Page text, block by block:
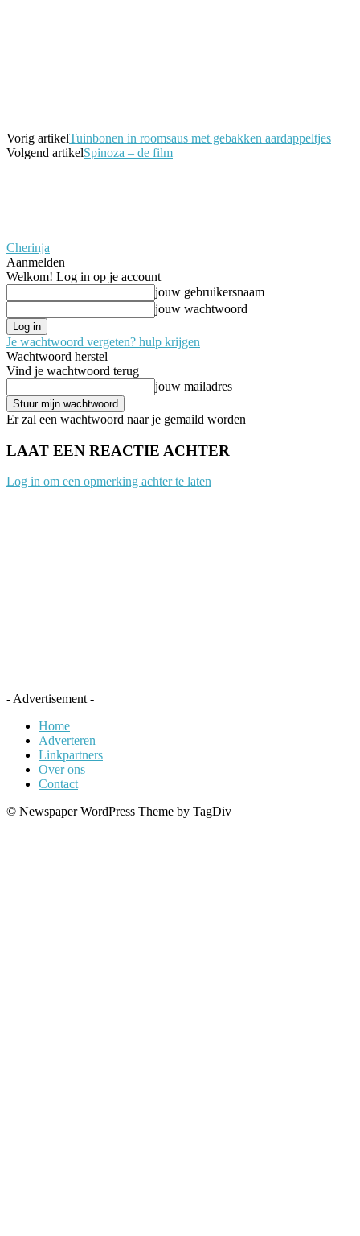
Vorig artikelTuinbonen in roomsaus met gebakken aardappeltjes
Volgend artikelSpinoza – de film
Cherinja
Aanmelden
Welkom! Log in op je account
jouw gebruikersnaam
jouw wachtwoord
Je wachtwoord vergeten? hulp krijgen
Wachtwoord herstel
Vind je wachtwoord terug
jouw mailadres
Er zal een wachtwoord naar je gemaild worden
LAAT EEN REACTIE ACHTER
Log in om een opmerking achter te laten
- Advertisement -
Home
Adverteren
Linkpartners
Over ons
Contact
© Newspaper WordPress Theme by TagDiv